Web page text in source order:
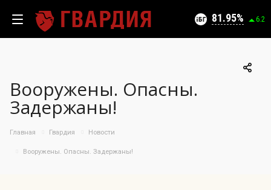
81.95 6.2
80
95
100
Вооружены. Опасны.
Задержаны!
Главная Гвардия Новости
Вооружены. Опасны. Задержаны!